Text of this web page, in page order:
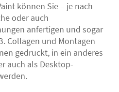
können Sie – je nach
oder auch
anfertigen und sogar
Collagen und Montagen
gedruckt, in ein anderes
auch als Desktop-